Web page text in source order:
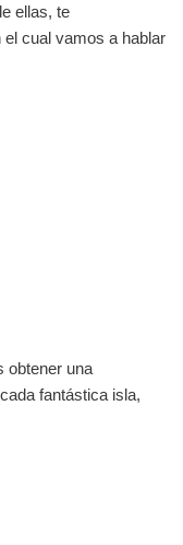
ellas, te
cual vamos a hablar
obtener una
fantástica isla,